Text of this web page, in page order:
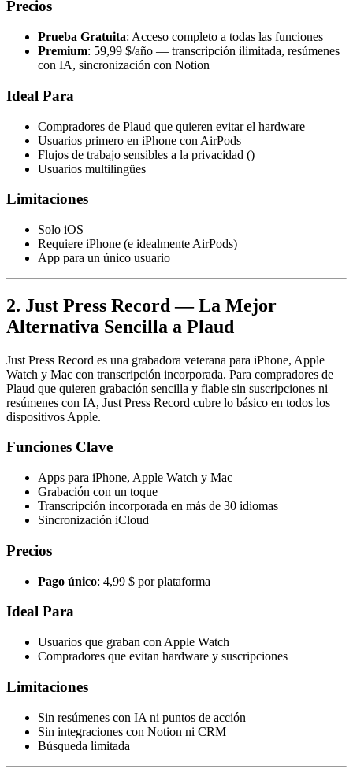
Precios
Prueba Gratuita: Acceso completo a todas las funciones
Premium: 59,99 $/año — transcripción ilimitada, resúmenes
con IA, sincronización con Notion
Ideal Para
Compradores de Plaud que quieren evitar el hardware
Usuarios primero en iPhone con AirPods
Flujos de trabajo sensibles a la privacidad ()
Usuarios multilingües
Limitaciones
Solo iOS
Requiere iPhone (e idealmente AirPods)
App para un único usuario
2. Just Press Record — La Mejor
Alternativa Sencilla a Plaud
Just Press Record es una grabadora veterana para iPhone, Apple
Watch y Mac con transcripción incorporada. Para compradores de
Plaud que quieren grabación sencilla y fiable sin suscripciones ni
resúmenes con IA, Just Press Record cubre lo básico en todos los
dispositivos Apple.
Funciones Clave
Apps para iPhone, Apple Watch y Mac
Grabación con un toque
Transcripción incorporada en más de 30 idiomas
Sincronización iCloud
Precios
Pago único: 4,99 $ por plataforma
Ideal Para
Usuarios que graban con Apple Watch
Compradores que evitan hardware y suscripciones
Limitaciones
Sin resúmenes con IA ni puntos de acción
Sin integraciones con Notion ni CRM
Búsqueda limitada